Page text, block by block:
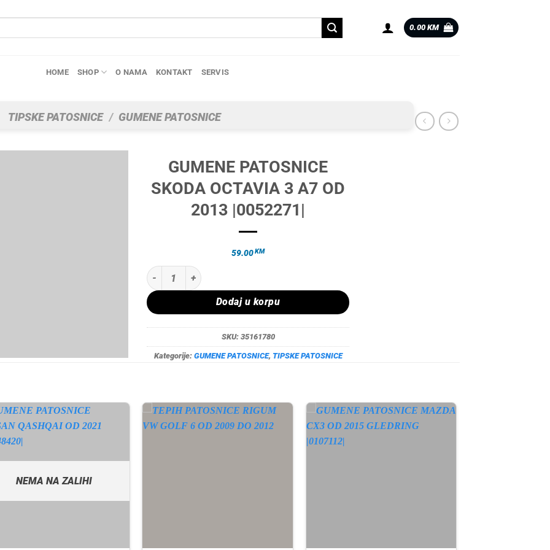
0.00 KM
HOME SHOP O NAMA KONTAKT SERVIS
TIPSKE PATOSNICE / GUMENE PATOSNICE
GUMENE PATOSNICE
SKODA OCTAVIA 3 A7 OD
2013 |0052271|
59.00KM
GUMENE PATOSNICE SKODA OCTAVIA 3 A7 OD 2013 |0052271| količina
Dodaj u korpu
SKU: 35161780
Kategorije: GUMENE PATOSNICE, TIPSKE PATOSNICE
NEMA NA ZALIHI